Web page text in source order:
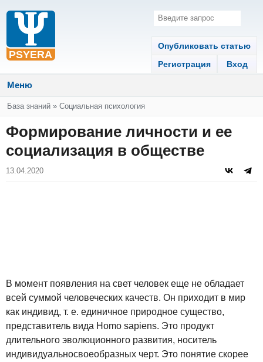
Опубликовать статью
Регистрация
Вход
Меню
Вы здесь
База знаний » Социальная психология
Формирование личности и ее
социализация в обществе
13.04.2020
В момент появления на свет человек еще не обладает
всей суммой человеческих качеств. Он приходит в мир
как индивид, т. е. единичное природное существо,
представитель вида Homo sapiens. Это продукт
длительного эволюционного развития, носитель
индивидуальносвоеобразных черт. Это понятие скорее